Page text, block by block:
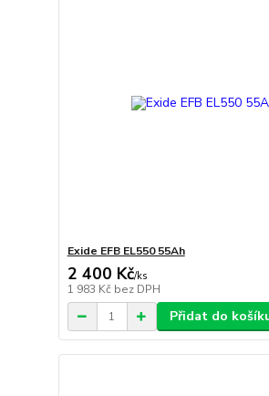
Exide EFB EL550 55Ah
2 400 Kč/ks
1 983 Kč bez DPH
Přidat do